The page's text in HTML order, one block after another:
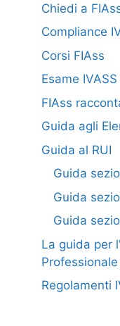
Chiedi a
Compliance
Corsi FIAss
Esame IVASS
FIAss
Guida agli
Guida al RUI
Guida
Guida
Guida
La guida per
Professionale
Regolamenti